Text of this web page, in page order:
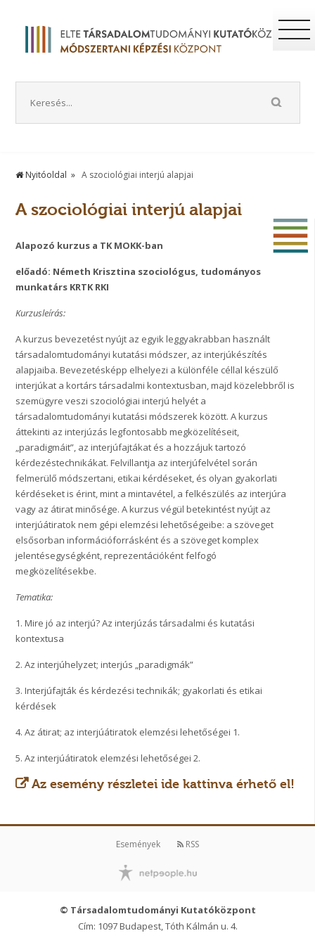
Nyitóoldal A szociológiai interjú alapjai
A szociológiai interjú alapjai
Alapozó kurzus a TK MOKK-ban
előadó: Németh Krisztina szociológus, tudományos
munkatárs KRTK RKI
Kurzusleírás:
A kurzus bevezetést nyújt az egyik leggyakrabban használt
társadalomtudományi kutatási módszer, az interjúkészítés
alapjaiba. Bevezetésképp elhelyezi a különféle céllal készülő
interjúkat a kortárs társadalmi kontextusban, majd közelebbről is
szemügyre veszi szociológiai interjú helyét a
társadalomtudományi kutatási módszerek között. A kurzus
áttekinti az interjúzás legfontosabb megközelítéseit,
„paradigmáit”, az interjúfajtákat és a hozzájuk tartozó
kérdezéstechnikákat. Felvillantja az interjúfelvétel során
felmerülő módszertani, etikai kérdéseket, és olyan gyakorlati
kérdéseket is érint, mint a mintavétel, a felkészülés az interjúra
vagy az átirat minősége. A kurzus végül betekintést nyújt az
interjúátiratok nem gépi elemzési lehetőségeibe: a szöveget
elsősorban információforrásként és a szöveget komplex
jelentésegységként, reprezentációként felfogó
megközelítésekbe.
Tematika:
1. Mire jó az interjú? Az interjúzás társadalmi és kutatási
kontextusa
2. Az interjúhelyzet; interjús „paradigmák”
3. Interjúfajták és kérdezési technikák; gyakorlati és etikai
kérdések
4. Az átirat; az interjúátiratok elemzési lehetőségei 1.
5. Az interjúátiratok elemzési lehetőségei 2.
Az esemény részletei ide kattinva érhető el!
Események RSS
© Társadalomtudományi Kutatóközpont
Cím: 1097 Budapest, Tóth Kálmán u. 4.